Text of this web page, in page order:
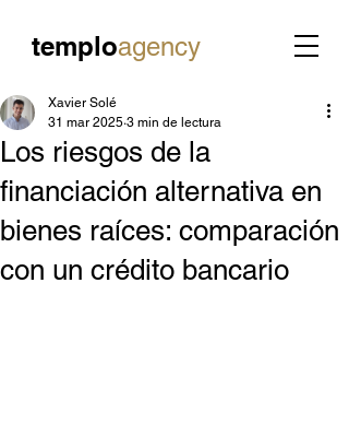
temploagency
Los riesgos de la
financiación alternativa en
bienes raíces: comparación
con un crédito bancario
Xavier Solé
31 mar 2025 3 min de lectura